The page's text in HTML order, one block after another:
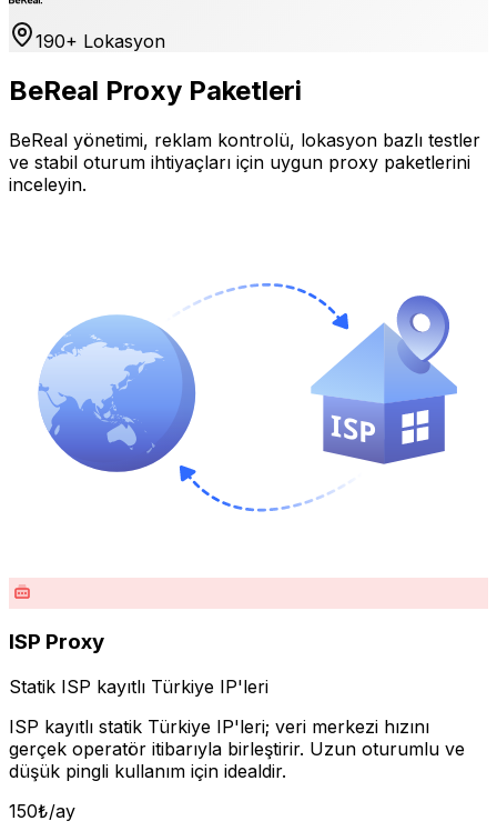
190+ Lokasyon
BeReal Proxy Paketleri
BeReal yönetimi, reklam kontrolü, lokasyon bazlı testler
ve stabil oturum ihtiyaçları için uygun proxy paketlerini
inceleyin.
ISP Proxy
Statik ISP kayıtlı Türkiye IP'leri
ISP kayıtlı statik Türkiye IP'leri; veri merkezi hızını
gerçek operatör itibarıyla birleştirir. Uzun oturumlu ve
düşük pingli kullanım için idealdir.
150₺/ay